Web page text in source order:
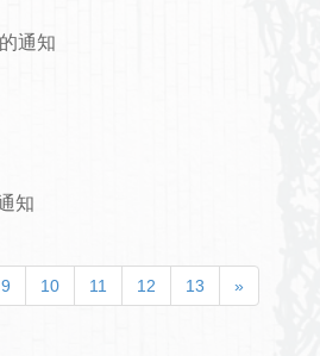
通知
知
9 10 11 12 13 »